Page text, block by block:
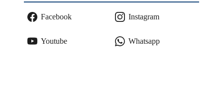
Facebook Instagram
Youtube Whatsapp